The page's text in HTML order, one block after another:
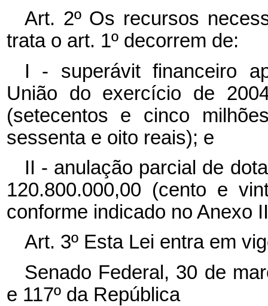
Art. 2º Os recursos
trata o art. 1º decorrem de:
I - superávit financeiro
União do exercício de
(setecentos e cinco
sessenta e oito reais); e
II - anulação parcial de
120.800.000,00 (cento e
conforme indicado no Anexo
Art. 3º Esta Lei entra em
Senado Federal, 30 de
e 117º da República